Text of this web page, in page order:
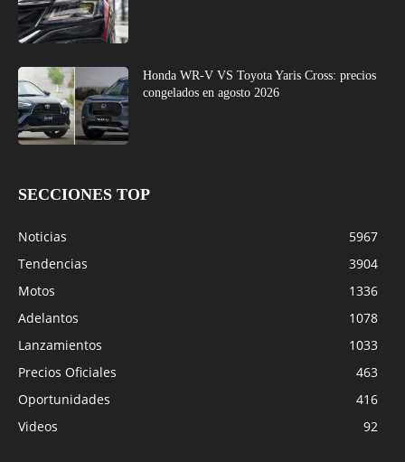
Honda WR-V VS Toyota Yaris Cross: precios
congelados en agosto 2026
SECCIONES TOP
Noticias
5967
Tendencias
3904
Motos
1336
Adelantos
1078
Lanzamientos
1033
Precios Oficiales
463
Oportunidades
416
Videos
92